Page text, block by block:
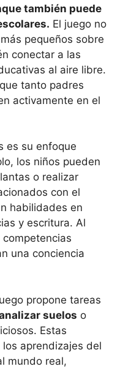
también puede
El juego no
pequeños sobre
conectar a las
al aire libre.
tanto padres
activamente en el
es su enfoque
los niños pueden
o realizar
con el
habilidades en
y escritura. Al
una conciencia
propone tareas
suelos o
Estas
aprendizajes del
mundo real,